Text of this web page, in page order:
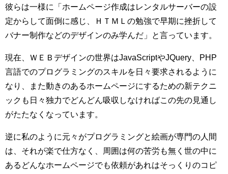
彼らは一様に「ホームページ作成はレンタルサーバーの設
定からして面倒に感じ、ＨＴＭＬの勉強で早期に挫折して
バナー制作などのデザインのみ学んだ」と言っています。
現在、ＷＥＢデザインの世界はJavaScriptやJQuery、PHP
言語でのプログラミングのスキルを日々要求されるように
なり、また動きのあるホームページにするための新テクニ
ックも日々独力でどんどん吸収しなければこの先の見通し
がたたなくなっています。
逆に私のように元々がプログラミングと絵画が専門の人間
は、それが楽で仕方なく、周囲は何の苦労も無く世の中に
あるどんなホームページでも依頼があれはそっくりのコピ